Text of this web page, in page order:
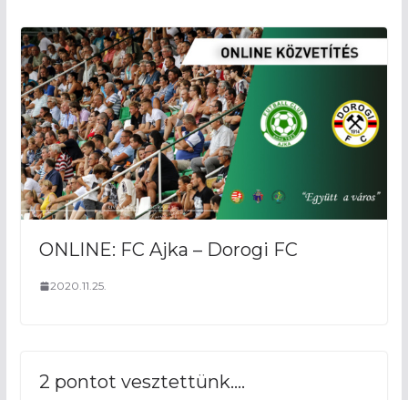
ONLINE: FC Ajka – Dorogi FC
2020.11.25.
2 pontot vesztettünk….